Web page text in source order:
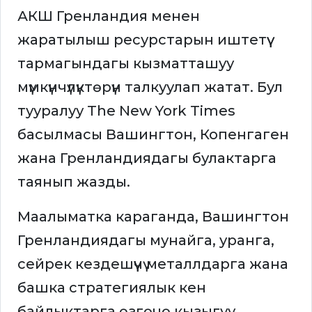
АКШ Гренландия менен
жаратылыш ресурстарын иштетүү
тармагындагы кызматташуу
мүмкүнчүлүктөрүн талкуулап жатат. Бул
тууралуу The New York Times
басылмасы Вашингтон, Копенгаген
жана Гренландиядагы булактарга
таянып жазды.
Маалыматка караганда, Вашингтон
Гренландиядагы мунайга, уранга,
сейрек кездешүүчү металлдарга жана
башка стратегиялык кен